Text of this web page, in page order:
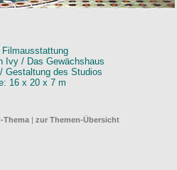
Filmausstattung
Ivy / Das Gewächshaus
Gestaltung des Studios
16 x 20 x 7 m
Thema | zur Themen-Übersicht